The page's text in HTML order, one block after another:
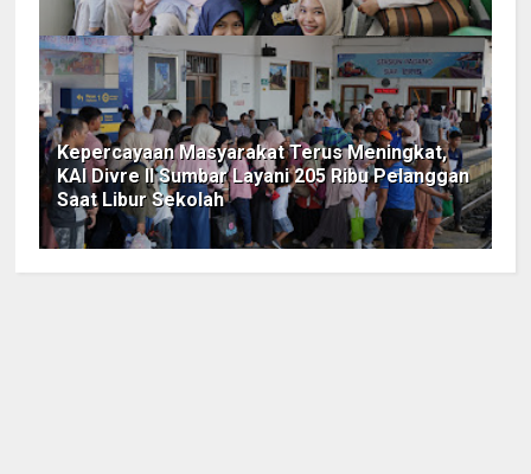
Kepercayaan Masyarakat Terus Meningkat,
KAI Divre II Sumbar Layani 205 Ribu Pelanggan
Saat Libur Sekolah